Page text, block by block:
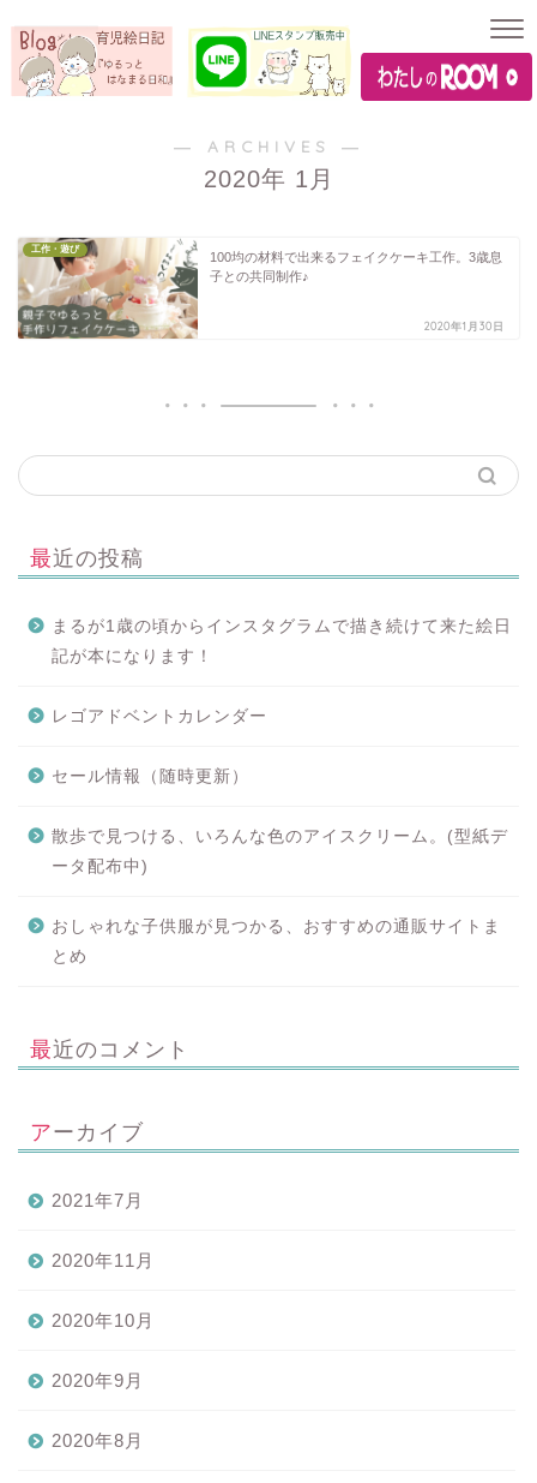
― ARCHIVES ―
2020年 1月
工作・遊び
100均の材料で出来るフェイクケーキ工作。3歳息
子との共同制作♪
2020年1月30日
最近の投稿
まるが1歳の頃からインスタグラムで描き続けて来た絵日
記が本になります！
レゴアドベントカレンダー
セール情報（随時更新）
散歩で見つける、いろんな色のアイスクリーム。(型紙デ
ータ配布中)
おしゃれな子供服が見つかる、おすすめの通販サイトま
とめ
最近のコメント
アーカイブ
2021年7月
2020年11月
2020年10月
2020年9月
2020年8月